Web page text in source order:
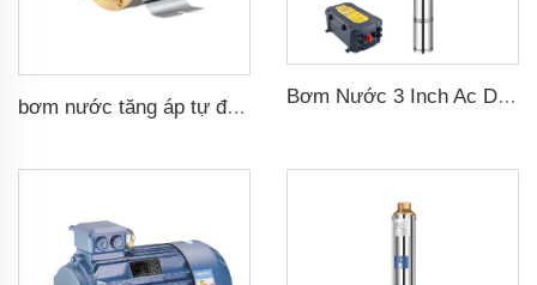
bơm nước tăng áp tự động gia dụng 160psi
Bơm Nước 3 Inch Ac Dc Lưỡi Hái Bằng Thép Không Gỉ, Bơm Nước Năng Lượng Mặt Trời Dùng Trong Nông Nghiệp